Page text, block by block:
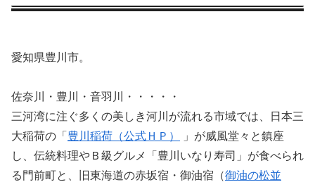
愛知県豊川市。
佐奈川・豊川・音羽川・・・・・
三河湾に注ぐ多くの美しき河川が流れる市域では、日本三
大稲荷の「 豊川稲荷（公式ＨＰ）
」が威風堂々と鎮座
し、伝統料理やＢ級グルメ「豊川いなり寿司」が食べられ
る門前町と、旧東海道の赤坂宿・御油宿（御油の松並